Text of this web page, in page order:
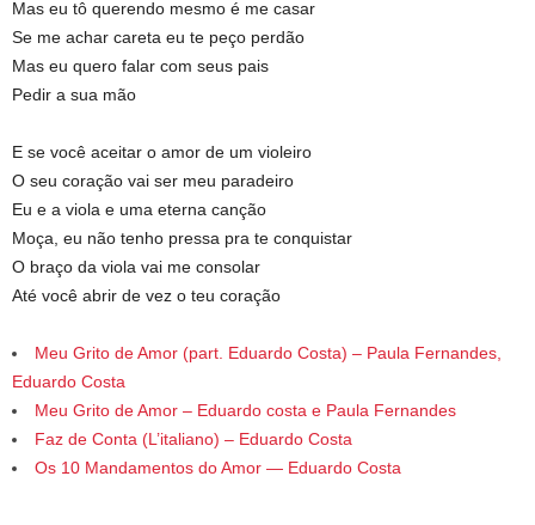
Mas eu tô querendo mesmo é me casar
Se me achar careta eu te peço perdão
Mas eu quero falar com seus pais
Pedir a sua mão
E se você aceitar o amor de um violeiro
O seu coração vai ser meu paradeiro
Eu e a viola e uma eterna canção
Moça, eu não tenho pressa pra te conquistar
O braço da viola vai me consolar
Até você abrir de vez o teu coração
Meu Grito de Amor (part. Eduardo Costa) – Paula Fernandes,
Eduardo Costa
Meu Grito de Amor – Eduardo costa e Paula Fernandes
Faz de Conta (L’italiano) – Eduardo Costa
Os 10 Mandamentos do Amor — Eduardo Costa